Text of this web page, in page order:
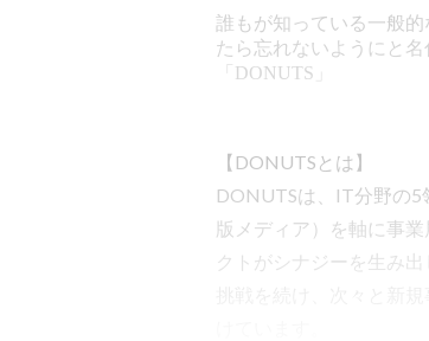
誰もが知っている一般
たら忘れないようにと
「DONUTS」
【DONUTSとは】
DONUTSは、IT分野の5
版メディア）を軸に事
クトがシナジーを生み